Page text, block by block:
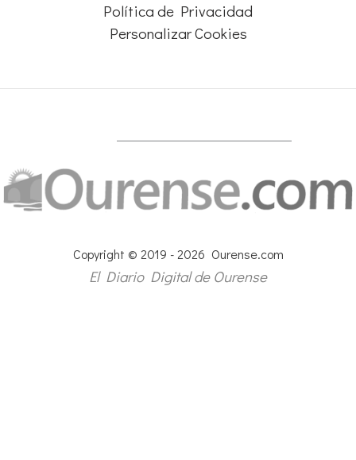
Política de Privacidad
Personalizar Cookies
Copyright © 2019 - 2026 Ourense.com
El Diario Digital de Ourense